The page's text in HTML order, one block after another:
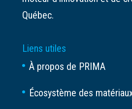
Québec.
Liens utiles
À propos de PRIMA
Écosystème des